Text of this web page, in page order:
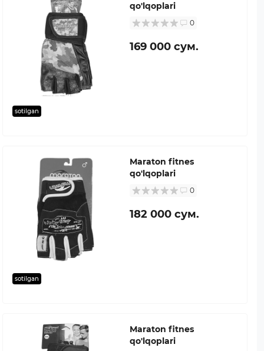
sotilgan
qo'lqoplari
0
169 000 сум.
sotilgan
Maraton fitnes
qo'lqoplari
0
182 000 сум.
Maraton fitnes
qo'lqoplari